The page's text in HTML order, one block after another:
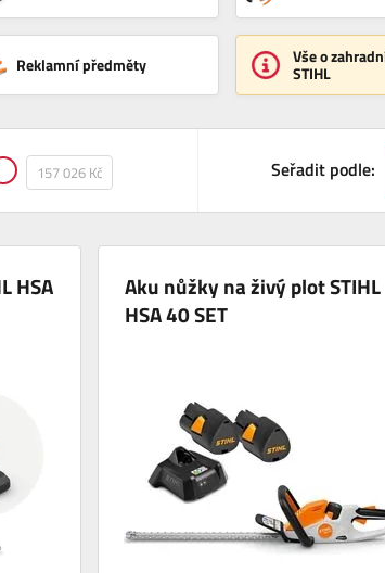
Reklamní předměty Vše o
STIHL
Seřadit podle:
HSA
Aku nůžky na živý plot STIHL
HSA 40 SET